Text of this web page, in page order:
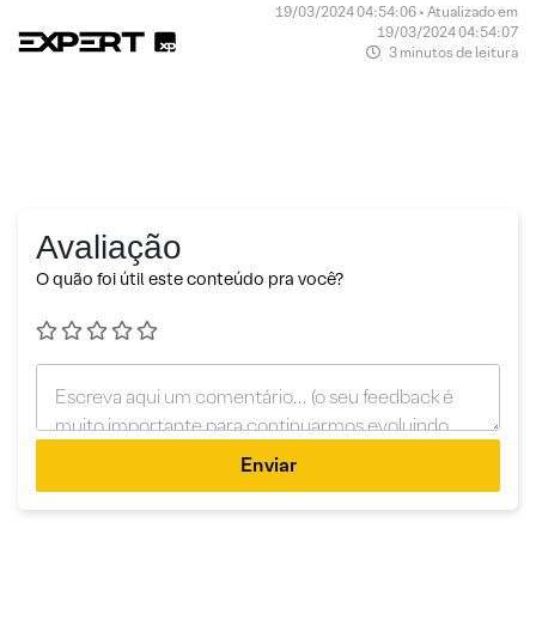
19/03/2024 04:54:06 • Atualizado em
19/03/2024 04:54:07
3 minutos de leitura
Avaliação
O quão foi útil este conteúdo pra você?
Enviar